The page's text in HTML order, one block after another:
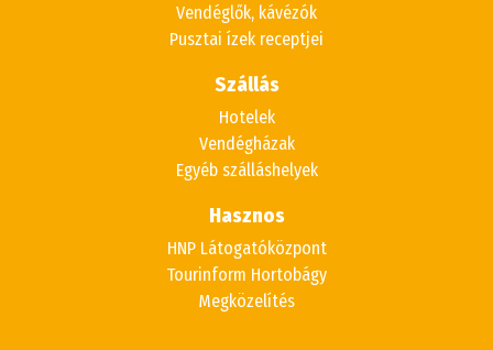
Vendéglők, kávézók
Pusztai ízek receptjei
Szállás
Hotelek
Vendégházak
Egyéb szálláshelyek
Hasznos
HNP Látogatóközpont
Tourinform Hortobágy
Megközelítés